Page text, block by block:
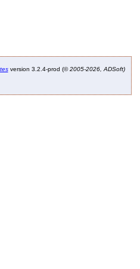
version 3.2.4-prod (©2005-2026, ADSoft)